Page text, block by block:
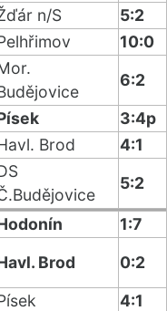
n/S
5:2
10:0
6:2
3:4p
Brod
4:1
5:2
1:7
Brod
0:2
4:1